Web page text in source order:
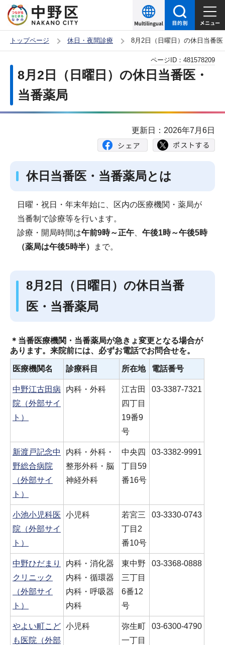
の
ー
トップページ 休日・夜間診療 8月2日（日曜日）の休日当番医
か
8月2日（日曜日）の休日当番医・
当番薬局
ページID： 481578209
更新日：2026年7月6日
休日当番医・当番薬局とは
日曜・祝日・年末年始に、区内の医療機関・薬局が
当番制で診療等を行います。
診療・開局時間は午前9時～正午、 午後1時～午後5時
（薬局は午後5時半）
まで。
8月2日（日曜日）の休日当番
医・当番薬局
＊当番医療機関・当番薬局が急きょ変更となる場合が
あります。来院前には、必ずお電話でお問合せを。
医療機関名 診療科目 所在地 電話番号
中野江古田病
院（外部サイ
ト）
内科・外科
江古田
四丁目
19番9
号
03-3387-7321
新渡戸記念中
野総合病院
（外部サイ
ト）
内科・外科・
整形外科・脳
神経外科
中央四
丁目59
番16号
03-3382-9991
小池小児科医
院（外部サイ
ト）
小児科
若宮三
丁目2
番10号
03-3330-0743
中野ひだまり
クリニック
（外部サイ
ト）
内科・消化器
内科・循環器
内科・呼吸器
内科
東中野
三丁目
6番12
号
03-3368-0888
やよい町こど
も医院（外部
小児科
弥生町
一丁目
03-6300-4790